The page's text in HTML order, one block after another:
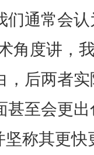
们通常会
角度讲，
，后两者
甚至会更
称其更快